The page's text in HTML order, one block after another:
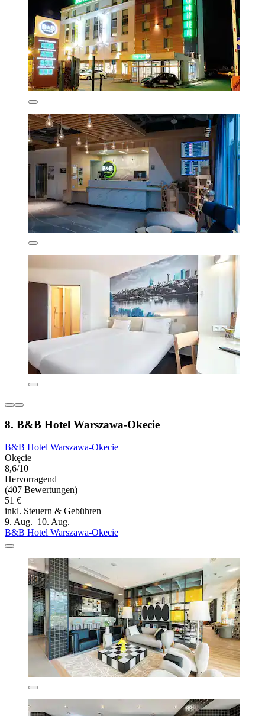
8. B&B Hotel Warszawa-Okecie
B&B Hotel Warszawa-Okecie
Okęcie
8,6/10
Hervorragend
(407 Bewertungen)
51 €
inkl. Steuern & Gebühren
9. Aug.–10. Aug.
B&B Hotel Warszawa-Okecie